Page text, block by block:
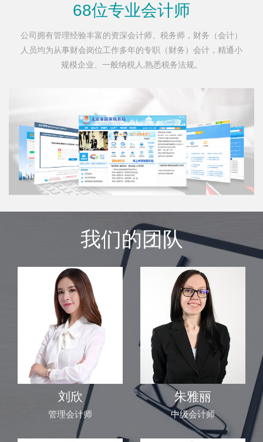
68位专业会计师
公司拥有管理经验丰富的资深会计师、税务师，财务（会计）
人员均为从事财会岗位工作多年的专职（财务）会计，精通小
规模企业、一般纳税人,熟悉税务法规。
我们的团队
刘欣
管理会计师
朱雅丽
中级会计师